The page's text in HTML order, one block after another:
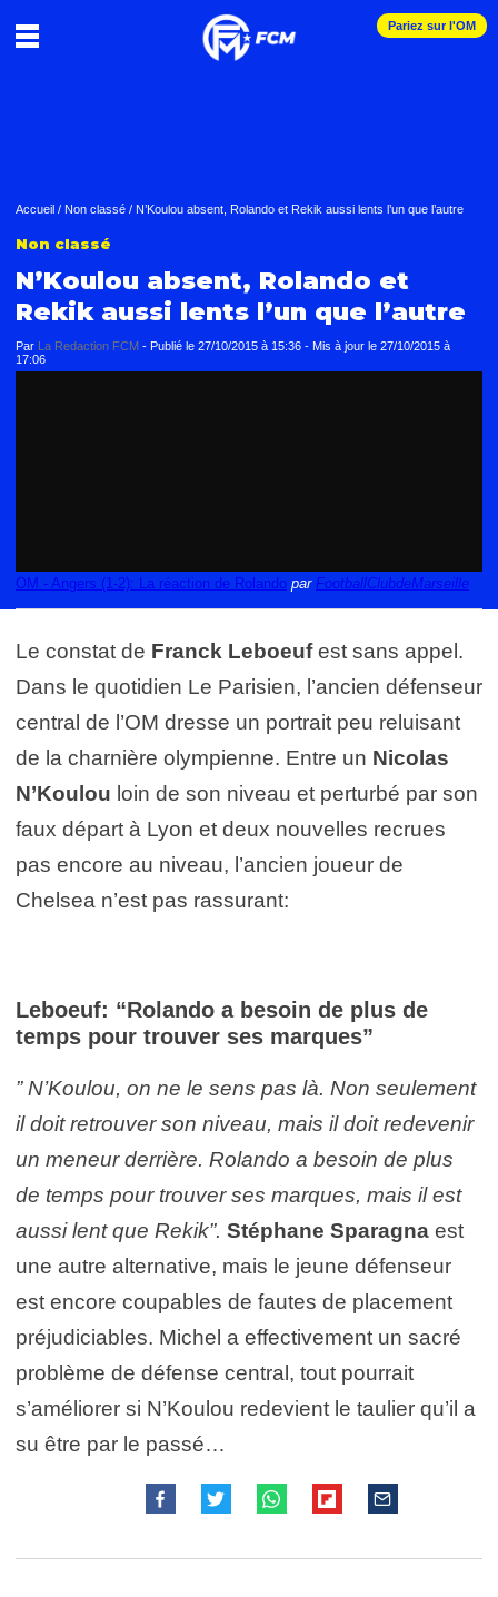
Pariez sur l'OM
Accueil / Non classé / N’Koulou absent, Rolando et Rekik aussi lents l’un que l’autre
Non classé
N’Koulou absent, Rolando et
Rekik aussi lents l’un que l’autre
Par La Redaction FCM - Publié le 27/10/2015 à 15:36 - Mis à jour le 27/10/2015 à
17:06
OM - Angers (1-2): La réaction de Rolando par FootballClubdeMarseille
Le constat de Franck Leboeufest sans appel.
Dans le quotidien Le Parisien, l’ancien défenseur
central de l’OM dresse un portrait peu reluisant
de la charnière olympienne. Entre un Nicolas
N’Koulou loin de son niveau et perturbé par son
faux départ à Lyon et deux nouvelles recrues
pas encore au niveau, l’ancien joueur de
Chelsea n’est pas rassurant:
Leboeuf: “Rolando a besoin de plus de
temps pour trouver ses marques”
” N’Koulou, on ne le sens pas là. Non seulement
il doit retrouver son niveau, mais il doit redevenir
un meneur derrière. Rolando a besoin de plus
de temps pour trouver ses marques, mais il est
aussi lent que Rekik”. Stéphane Sparagna est
une autre alternative, mais le jeune défenseur
est encore coupables de fautes de placement
préjudiciables. Michel a effectivement un sacré
problème de défense central, tout pourrait
s’améliorer si N’Koulou redevient le taulier qu’il a
su être par le passé…